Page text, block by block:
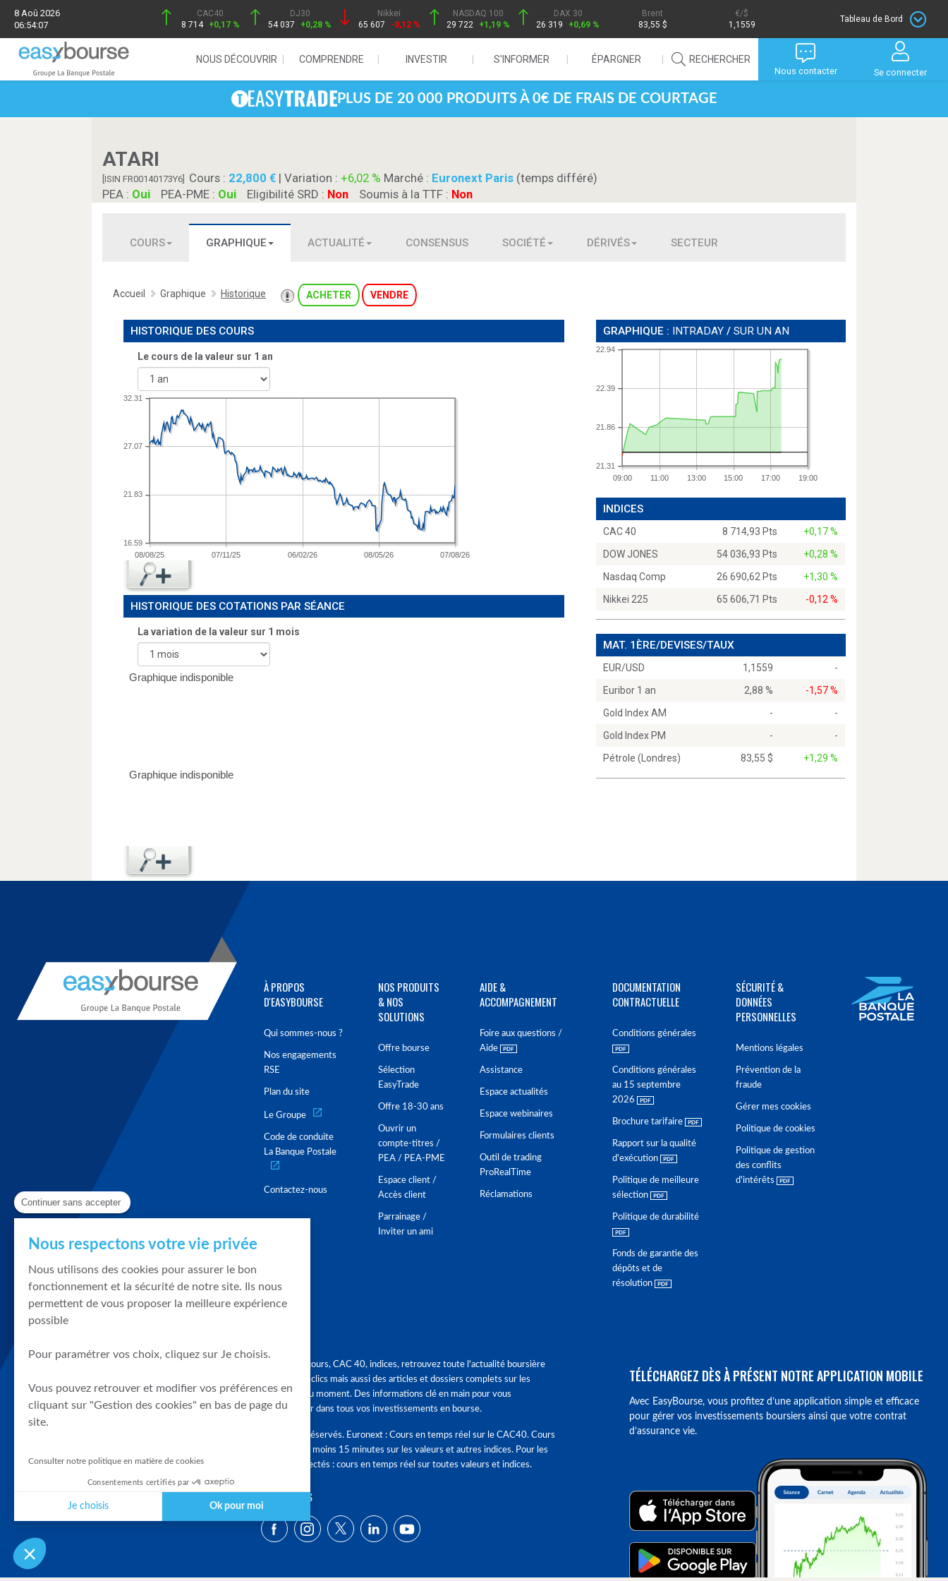
8 Aoû 2026
06:54:07
CAC40
8 714 +0,17 %
DJ30
54 037
+0,28 %
Nikkei
65 607
-0,12 %
NASDAQ 100
29 722
+1,19 %
DAX 30
26 319
+0,69 %
Brent
83,55 $
/$
1,1559
Tableau de Bord
NOUS DÉCOUVRIR COMPRENDRE INVESTIR S'INFORMER ÉPARGNER RECHERCHER
Nous contacter Se connecter
PLUS DE 20 000 PRODUITS À 0€ DE FRAIS DE COURTAGE
ATARI
[ISIN FR00140173Y6] Cours : 22,800 | Variation : +6,02 % Marché : Euronext Paris (temps différé)
PEA : Oui PEA-PME : Oui Eligibilité SRD : Non Soumis à la TTF : Non
COURS GRAPHIQUE ACTUALITÉ CONSENSUS SOCIÉTÉ DÉRIVÉS SECTEUR
Accueil Graphique Historique ACHETER VENDRE
HISTORIQUE DES COURS
Le cours de la valeur sur 1 an
08/08/25 07/11/25 06/02/26 08/05/26 07/08/26
16.59
21.83
27.07
32.31
HISTORIQUE DES COTATIONS PAR SÉANCE
La variation de la valeur sur 1 mois
GRAPHIQUE : INTRADAY /SUR UN AN
09:00 11:00 13:00 15:00 17:00 19:00
21.31
21.86
22.39
22.94
INDICES
CAC 40 8 714,93 Pts
+0,17 %
DOW JONES
54 036,93 Pts
+0,28 %
Nasdaq Comp
26 690,62 Pts
+1,30 %
Nikkei 225
65 606,71 Pts -0,12 %
MAT. 1ÈRE/DEVISES/TAUX
EUR/USD 1,1559
-
Euribor 1 an
2,88 %
-1,57 %
Gold Index AM
-
-
Gold Index PM
-
-
Pétrole (Londres)
83,55 $ +1,29 %
À PROPOS
D'EASYBOURSE
Qui sommes-nous ?
Nos engagements
RSE
Plan du site
Le Groupe
Code de conduite
La Banque Postale
Contactez-nous
NOS PRODUITS
& NOS
SOLUTIONS
Offre bourse
Sélection
EasyTrade
Offre 18-30 ans
Ouvrir un
compte-titres /
PEA / PEA-PME
Espace client /
Accès client
Parrainage /
Inviter un ami
AIDE &
ACCOMPAGNEMENT
Foire aux questions /
Aide
Assistance
Espace actualités
Espace webinaires
Formulaires clients
Outil de trading
ProRealTime
Réclamations
DOCUMENTATION
CONTRACTUELLE
Conditions générales
Conditions générales
au 15 septembre
2026
Brochure tarifaire
Rapport sur la qualité
d'exécution
Politique de meilleure
sélection
Politique de durabilité
Fonds de garantie des
dépôts et de
résolution
SÉCURITÉ &
DONNÉES
PERSONNELLES
Mentions légales
Prévention de la
fraude
Gérer mes cookies
Politique de cookies
Politique de gestion
des conflits
d'intérêts
Graphique, cours, CAC 40, indices, retrouvez toute l'actualité boursière
en quelques clics mais aussi des articles et dossiers complets sur les
tendances du moment. Des informations clé en main pour vous
accompagner dans tous vos investissements en bourse.
Tous droits réservés. Euronext : Cours en temps réel sur le CAC40. Cours
différés d'au moins 15 minutes sur les valeurs et autres indices. Pour les
clients connectés : cours en temps réel sur toutes valeurs et indices.
SUIVEZ-NOUS
TÉLÉCHARGEZ DÈS À PRÉSENT NOTRE APPLICATION MOBILE
Avec EasyBourse, vous profitez d’une application simple et efficace
pour gérer vos investissements boursiers ainsi que votre contrat
d’assurance vie.
Continuer sans accepter
Nous respectons votre vie privée
Nous utilisons des cookies pour assurer le bon
fonctionnement et la sécurité de notre site. Ils nous
permettent de vous proposer la meilleure expérience
possible
Pour paramétrer vos choix, cliquez sur Je choisis.
Vous pouvez retrouver et modifier vos préférences en
cliquant sur "Gestion des cookies" en bas de page du
site.
Consulter notre politique en matière de cookies
Consentements certifiés par
Je choisis Ok pour moi
Plateforme de Gestion du Consentement : Personnalisez vos Options
Notre plateforme vous permet d'adapter et de gérer vos paramètres de confidentialité, en garantissant la conformité avec les réglementations. Personnalisez vos préférences pour contrôler la manière dont